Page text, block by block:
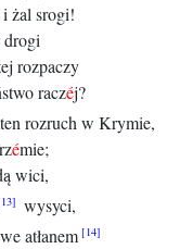
i żal srogi!
drogi
rozpaczy
raczéj?
rozruch w Krymie,
émie;
wici,
wysyci,
atłanem